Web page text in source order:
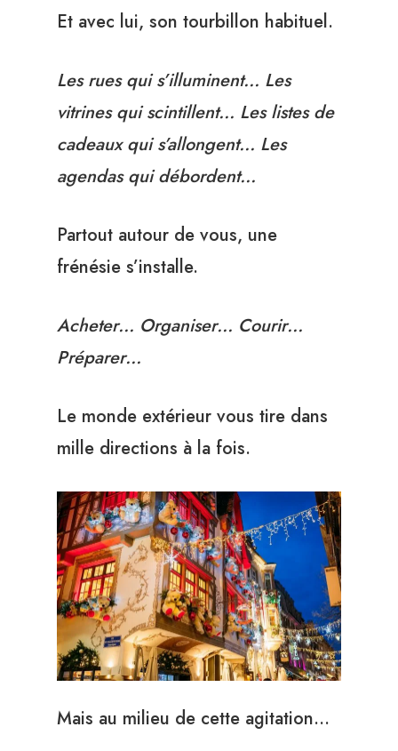
Et avec lui, son tourbillon habituel.
Les rues qui s’illuminent… Les
vitrines qui scintillent… Les listes de
cadeaux qui s’allongent… Les
agendas qui débordent…
Partout autour de vous, une
frénésie s’installe.
Acheter… Organiser… Courir…
Préparer…
Le monde extérieur vous tire dans
mille directions à la fois.
Mais au milieu de cette agitation…